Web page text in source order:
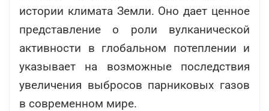
истории климата Земли. Оно дает ценное
представление о роли вулканической
активности в глобальном потеплении и
указывает на возможные последствия
увеличения выбросов парниковых газов
в современном мире.